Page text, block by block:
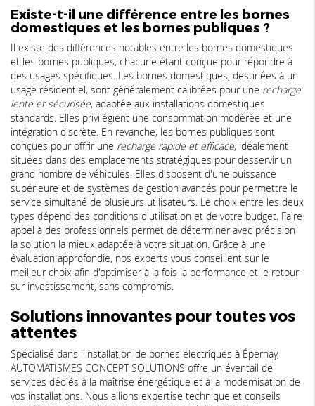
Existe-t-il une différence entre les bornes
domestiques et les bornes publiques ?
Il existe des différences notables entre les bornes domestiques
et les bornes publiques, chacune étant conçue pour répondre à
des usages spécifiques. Les bornes domestiques, destinées à un
usage résidentiel, sont généralement calibrées pour une recharge
lente et sécurisée, adaptée aux installations domestiques
standards. Elles privilégient une consommation modérée et une
intégration discrète. En revanche, les bornes publiques sont
conçues pour offrir une recharge rapide et efficace, idéalement
situées dans des emplacements stratégiques pour desservir un
grand nombre de véhicules. Elles disposent d'une puissance
supérieure et de systèmes de gestion avancés pour permettre le
service simultané de plusieurs utilisateurs. Le choix entre les deux
types dépend des conditions d'utilisation et de votre budget. Faire
appel à des professionnels permet de déterminer avec précision
la solution la mieux adaptée à votre situation. Grâce à une
évaluation approfondie, nos experts vous conseillent sur le
meilleur choix afin d'optimiser à la fois la performance et le retour
sur investissement, sans compromis.
Solutions innovantes pour toutes vos
attentes
Spécialisé dans l'installation de bornes électriques à Épernay,
AUTOMATISMES CONCEPT SOLUTIONS offre un éventail de
services dédiés à la maîtrise énergétique et à la modernisation de
vos installations. Nous allions expertise technique et conseils